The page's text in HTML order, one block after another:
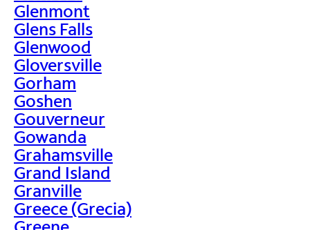
Glenmont
Glens Falls
Glenwood
Gloversville
Gorham
Goshen
Gouverneur
Gowanda
Grahamsville
Grand Island
Granville
Greece (Grecia)